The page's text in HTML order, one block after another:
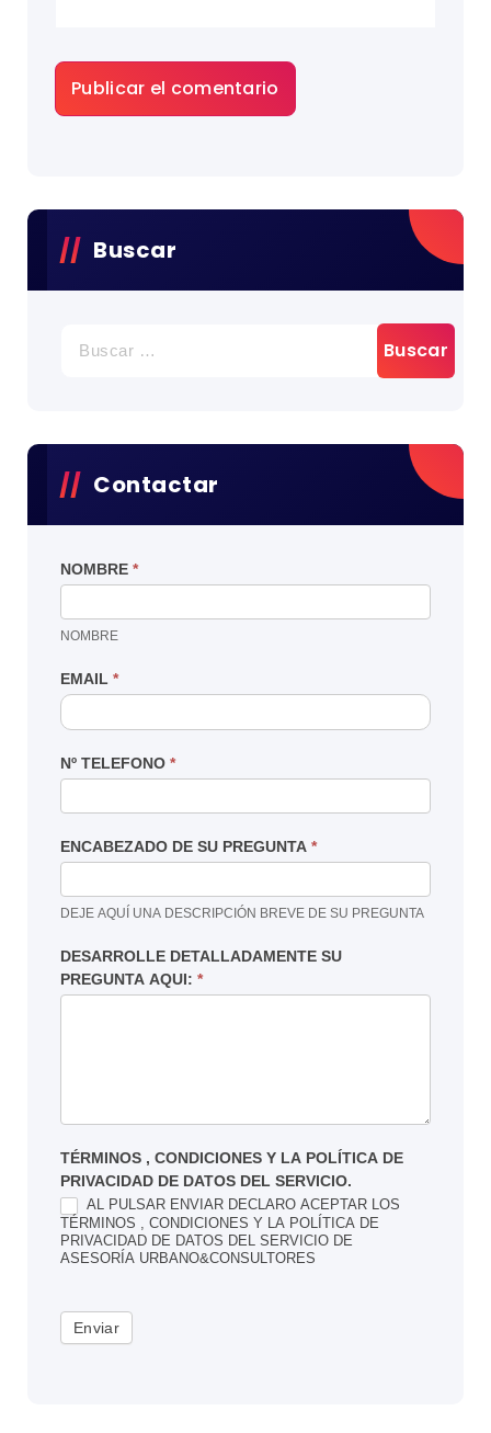
Buscar
Contactar
NOMBRE *
NOMBRE
EMAIL *
Nº TELEFONO *
ENCABEZADO DE SU PREGUNTA *
DEJE AQUÍ UNA DESCRIPCIÓN BREVE DE SU PREGUNTA
DESARROLLE DETALLADAMENTE SU
PREGUNTA AQUI: *
TÉRMINOS , CONDICIONES Y LA POLÍTICA DE
PRIVACIDAD DE DATOS DEL SERVICIO.
AL PULSAR ENVIAR DECLARO ACEPTAR LOS
TÉRMINOS , CONDICIONES Y LA POLÍTICA DE
PRIVACIDAD DE DATOS DEL SERVICIO DE
ASESORÍA URBANO&CONSULTORES
Enviar